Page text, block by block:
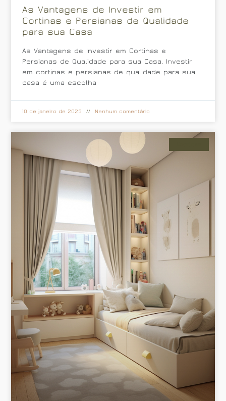
As Vantagens de Investir em
Cortinas e Persianas de Qualidade
para sua Casa
As Vantagens de Investir em Cortinas e
Persianas de Qualidade para sua Casa. Investir
em cortinas e persianas de qualidade para sua
casa é uma escolha
10 de janeiro de 2025 Nenhum comentário